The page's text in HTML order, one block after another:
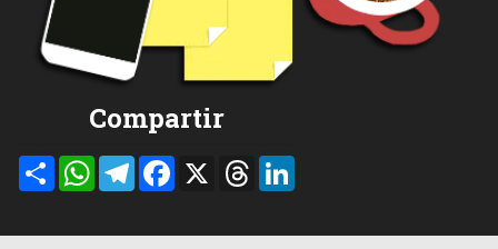
Compartir
CompartirWhatsAppTelegramFacebook Threads